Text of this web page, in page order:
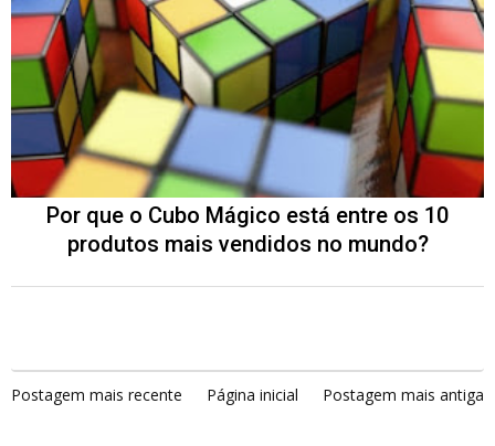
Por que o Cubo Mágico está entre os 10
produtos mais vendidos no mundo?
Postagem mais recente Página inicial Postagem mais antiga